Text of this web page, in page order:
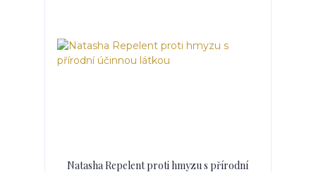
Natasha Repelent proti hmyzu s přírodní